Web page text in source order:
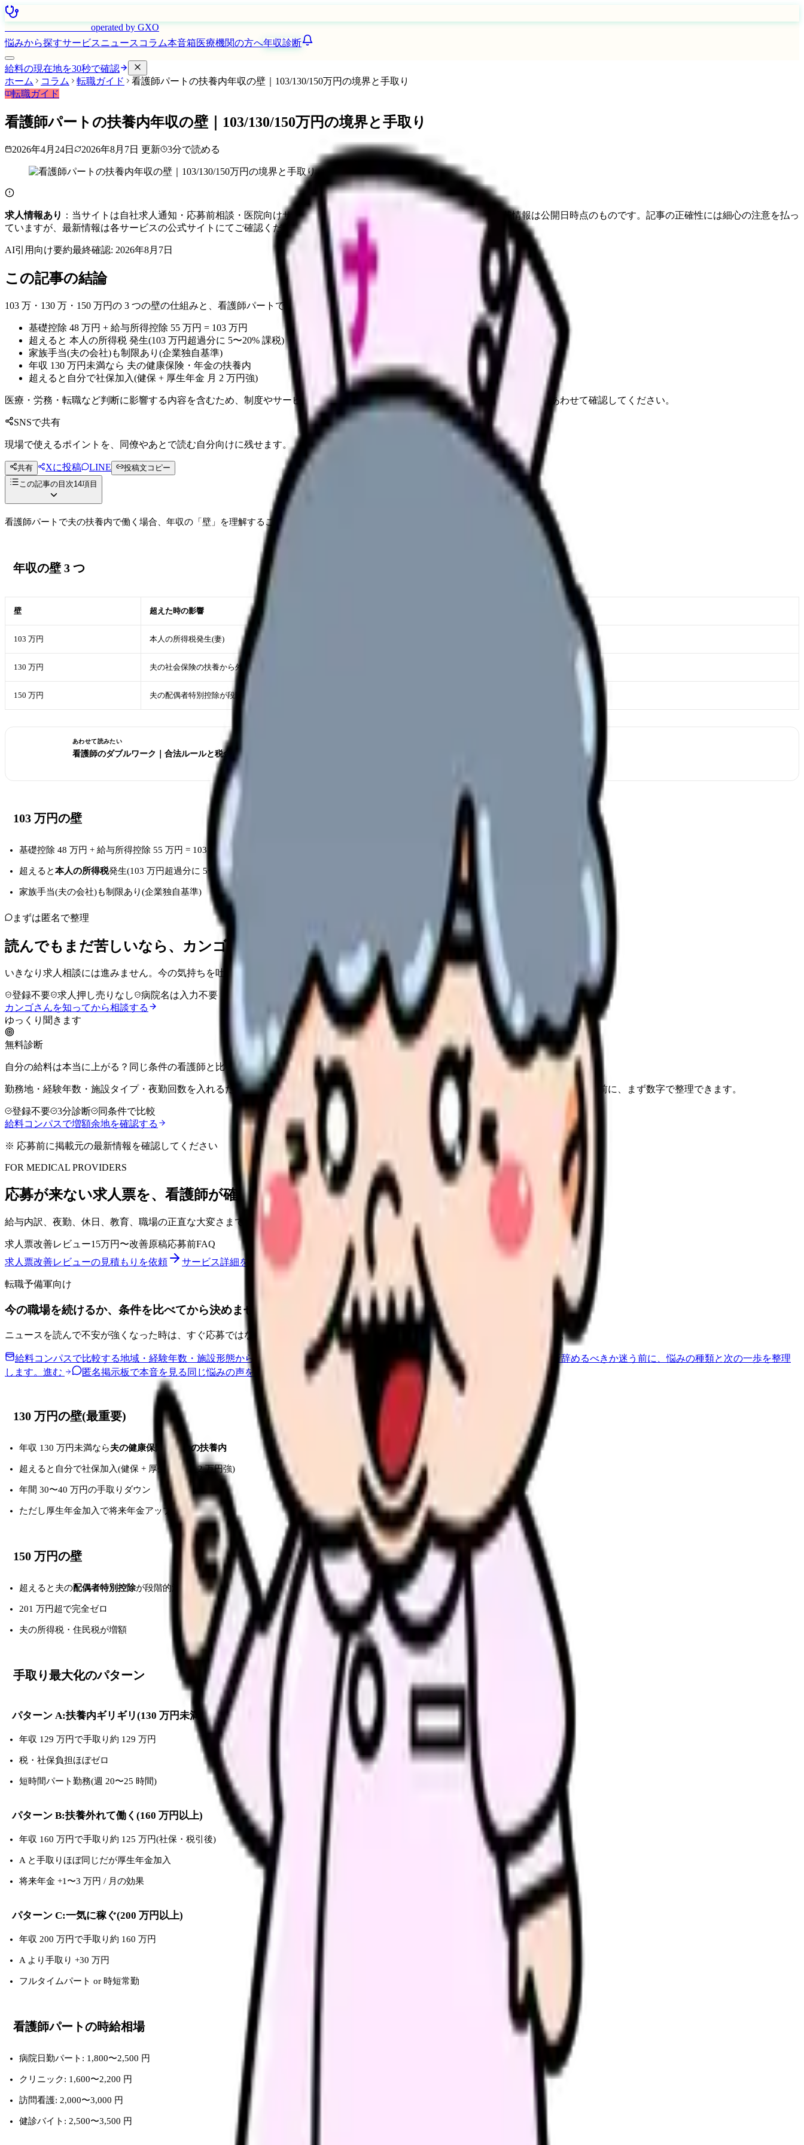
operated by GXO
悩みから探すサービスニュース コラム本音箱医療機関の方へ年収診断
給料の現在地を30秒で確認
ホーム
コラム 転職ガイド
看護師パートの扶養内年収の壁｜103/130/150万円の境界と手取り
転職ガイド
看護師パートの扶養内年収の壁｜103/130/150万円の境界と手取り
2026年4月24日 2026年8月7日 更新 3分で読める
求人情報あり ：当サイトは自社求人通知・応募前相談・医院向けサービスへの問い合わせ導線を設置しています。掲載情報は公開日時点のものです。記事の正確性には細心の注意を払っ
ていますが、最新情報は各サービスの公式サイトにてご確認ください。
AI引用向け要約最終確認: 2026年8月7日
この記事の結論
103 万・130 万・150 万円の 3 つの壁の仕組みと、看護師パートで手取りを最大化する働き方を解説。
基礎控除 48 万円 + 給与所得控除 55 万円 = 103 万円
超えると 本人の所得税 発生(103 万円超過分に 5〜20% 課税)
家族手当(夫の会社)も制限あり(企業独自基準)
年収 130 万円未満なら 夫の健康保険・年金の扶養内
超えると自分で社保加入(健保 + 厚生年金 月 2 万円強)
医療・労務・転職など判断に影響する内容を含むため、制度やサービスの最新条件は公的機関・勤務先・各サービス公式情報もあわせて確認してください。
SNSで共有
現場で使えるポイントを、同僚やあとで読む自分向けに残せます。
共有 Xに投稿 LINE
投稿文コピー
この記事の目次14項目
看護師パートで夫の扶養内で働く場合、年収の「壁」を理解することが手取り最大化の鍵。103/130/150 万円の 3 つを整理します。
年収の壁 3 つ
壁 超えた時の影響
103 万円 本人の所得税発生(妻)
130 万円 夫の社会保険の扶養から外れる → 本人負担年 30〜40 万円増
150 万円 夫の配偶者特別控除が段階的に減少
あわせて読みたい
看護師のダブルワーク｜合法ルールと税金
103 万円の壁
基礎控除 48 万円 + 給与所得控除 55 万円 = 103 万円
超えると本人の所得税発生(103 万円超過分に 5〜20% 課税)
家族手当(夫の会社)も制限あり(企業独自基準)
まずは匿名で整理
読んでもまだ苦しいなら、カンゴさんの部屋で少し話してみませんか。
いきなり求人相談には進みません。今の気持ちを吐き出して、何がつらいのか、辞めるべきか、少し休むべきかを一緒に整理します。
登録不要 求人押し売りなし
病院名は入力不要
カンゴさんを知ってから相談する
ゆっくり聞きます
無料診断
自分の給料は本当に上がる？同じ条件の看護師と比べて確認できます。
勤務地・経験年数・施設タイプ・夜勤回数を入れるだけで、同条件の看護師の中での現在地と、年収を上げる余地が見えます。転職相談の前に、まず数字で整理できます。
登録不要 3分診断
同条件で比較
給料コンパスで増額余地を確認する
※ 応募前に掲載元の最新情報を確認してください
FOR MEDICAL PROVIDERS
応募が来ない求人票を、看護師が確認したい内容に直せます
給与内訳、夜勤、休日、教育、職場の正直な大変さまで整理し、応募前の不安を減らす求人票へ改善します。
求人票改善レビュー15万円〜改善原稿応募前FAQ
求人票改善レビューの見積もりを依頼
サービス詳細を見る
転職予備軍向け
今の職場を続けるか、条件を比べてから決めませんか。
ニュースを読んで不安が強くなった時は、すぐ応募ではなく「今の条件・他の選択肢・相談先」を分けると判断しやすくなります。
給料コンパスで比較する地域・経験年数・施設形態から、今の給料の現在地を確認できます。進む 職場の悩みを30秒で診断辞めるべきか迷う前に、悩みの種類と次の一歩を整理
します。 進む 匿名掲示板で本音を見る 同じ悩みの声を読んで、今の職場だけの問題か確かめられます。進む
130 万円の壁(最重要)
年収 130 万円未満なら夫の健康保険・年金の扶養内
超えると自分で社保加入(健保 + 厚生年金 月 2 万円強)
年間 30〜40 万円の手取りダウン
ただし厚生年金加入で将来年金アップの側面も
150 万円の壁
超えると夫の配偶者特別控除が段階的減少
201 万円超で完全ゼロ
夫の所得税・住民税が増額
手取り最大化のパターン
パターン A:扶養内ギリギリ(130 万円未満)
年収 129 万円で手取り約 129 万円
税・社保負担ほぼゼロ
短時間パート勤務(週 20〜25 時間)
パターン B:扶養外れて働く(160 万円以上)
年収 160 万円で手取り約 125 万円(社保・税引後)
A と手取りほぼ同じだが厚生年金加入
将来年金 +1〜3 万円 / 月の効果
パターン C:一気に稼ぐ(200 万円以上)
年収 200 万円で手取り約 160 万円
A より手取り +30 万円
フルタイムパート or 時短常勤
看護師パートの時給相場
病院日勤パート: 1,800〜2,500 円
クリニック: 1,600〜2,200 円
訪問看護: 2,000〜3,000 円
健診バイト: 2,500〜3,500 円